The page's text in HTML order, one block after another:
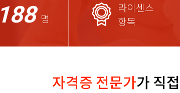
188 명
라이센스
항목
자격증 전문가가 직